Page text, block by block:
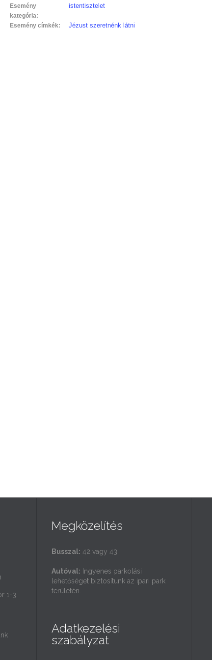
Esemény
kategória:
istentisztelet
Esemény címkék: Jézust szeretnénk látni
1-3.
Megközelítés
Busszal: 42 vagy 43
Autóval: Ingyenes parkolási
lehetőséget biztosítunk az ipari park
területén.
Adatkezelési
szabályzat